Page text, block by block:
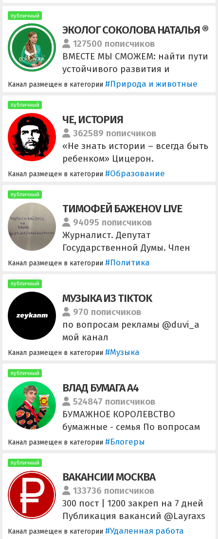
публичный
ЭКОЛОГ СОКОЛОВА НАТАЛЬЯ ®
127500 пописчиков
ВМЕСТЕ МЫ СМОЖЕМ: найти пути
устойчивого развития и
экобезопасности в реалиях
финансового спада
эффективные природоохранные
практики и
экопросветительские проекты
СБЕРЕЖЁМ ПРИРОДУ ВМЕСТЕ!
Канал размещен в категории #Природа и животные
публичный
ЧЕ, ИСТОРИЯ
362589 пописчиков
«Не знать истории – всегда быть
ребенком» Цицерон.
Сотрудничество: @lunatictg и
https://t.me/+JIFJ160WQGkxNGZi
Агенство: @Social_Energy
Менеджер: @Spiral_Zhenya
Канал размещен в категории #Образование
публичный
ТИМОФЕЙ БАЖЕНОV LIVE
94095 пописчиков
Журналист. Депутат
Государственной Думы. Член
комитета по экологии,
для обратной связи: 8 (925) 144–
56-01 Репосты приветствуются
Моя официальная страница
ВКонтакте
https://vk.com/timofei_bazhenov
Канал размещен в категории #Политика
публичный
МУЗЫКА ИЗ TIKTOK
970 пописчиков
по вопросам рекламы @duvi_a
мой канал
https://t.me/+gOv4d_vXkV1lYWMy
Канал размещен в категории #Музыка
публичный
ВЛАД БУМАГА A4
524847 пописчиков
БУМАЖНОЕ КОРОЛЕВСТВО
бумажные - семья По вопросам
рекламы: @a4reklama_bot
Канал размещен в категории #Блогеры
публичный
ВАКАНСИИ МОСКВА
133736 пописчиков
300 пост | 1200 закреп на 7 дней
Публикация вакансий @Layraxs
Канал размещен в категории #Удаленная работа